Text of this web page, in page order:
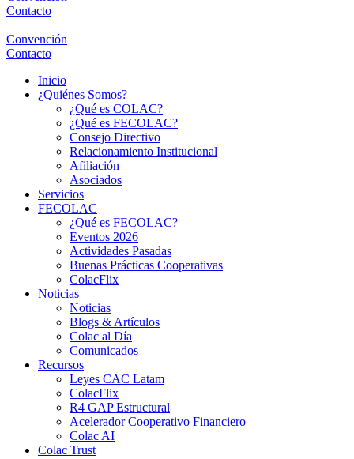
Contacto
Convención
Contacto
Inicio
¿Quiénes Somos?
¿Qué es COLAC?
¿Qué es FECOLAC?
Consejo Directivo
Relacionamiento Institucional
Afiliación
Asociados
Servicios
FECOLAC
¿Qué es FECOLAC?
Eventos 2026
Actividades Pasadas
Buenas Prácticas Cooperativas
ColacFlix
Noticias
Noticias
Blogs & Artículos
Colac al Día
Comunicados
Recursos
Leyes CAC Latam
ColacFlix
R4 GAP Estructural
Acelerador Cooperativo Financiero
Colac AI
Colac Trust